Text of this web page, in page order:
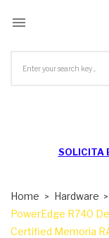

SOLICITA
Home Hardware
PowerEdge R740
Certified Memoria